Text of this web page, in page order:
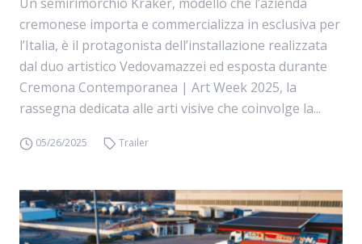
cremonese importa e commercializza in esclusiva per
l’Italia, è il protagonista dell’installazione realizzata
dal duo artistico Vedovamazzei ed esposta durante
Cremona Contemporanea | Art Week 2025, la
rassegna dedicata alle arti visive che coinvolge la...
05/26/2025 Trailer